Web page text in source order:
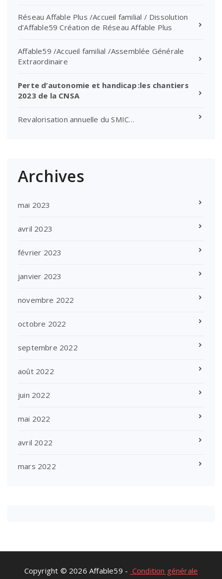
Réseau Affable Plus /Accueil familial / Dissolution
d’Affable59 Création de Réseau Affable Plus
Affable59 /Accueil familial /Assemblée Générale
Extraordinaire
Perte d’autonomie et handicap :les chantiers
2023 de la CNSA
Revalorisation annuelle du SMIC…
Archives
mai 2023
avril 2023
février 2023
janvier 2023
novembre 2022
octobre 2022
septembre 2022
août 2022
juin 2022
mai 2022
avril 2022
mars 2022
Copyright © 2026 Affable59 - Condition générale